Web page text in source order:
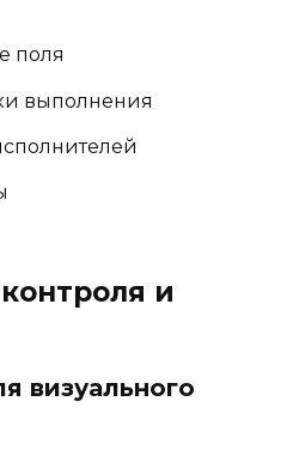
поля
выполнения
и
визуального